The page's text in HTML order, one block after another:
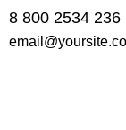
8 800 2534 236